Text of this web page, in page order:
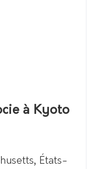
à Kyoto
États-